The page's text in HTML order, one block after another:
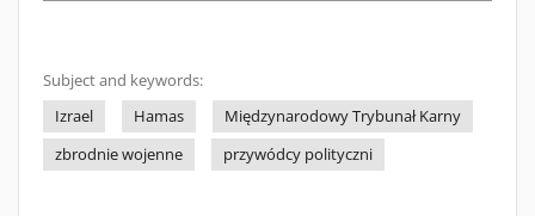
Subject and keywords:
Izrael
Hamas
Międzynarodowy Trybunał Karny
zbrodnie wojenne
przywódcy polityczni